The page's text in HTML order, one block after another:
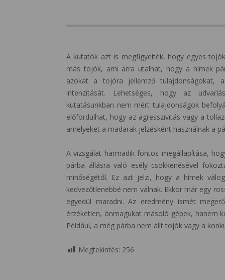
A kutatók azt is megfigyelték, hogy egyes
más tojók, ami arra utalhat, hogy a hímek
azokat a tojóra jellemző tulajdonságokat,
intenzitását. Lehetséges, hogy az
kutatásunkban nem mért tulajdonságok
előfordulhat, hogy az agresszivitás vagy a
amelyeket a madarak jelzésként használnak a
A vizsgálat harmadik fontos megállapítása,
párba állásra való esély csökkenésével
minőségétől. Ez azt jelzi, hogy a hímek
kedvezőtlenebbé nem válnak. Ekkor már egy
egyedül maradni. Az eredmény ismét
érzéketlen, önmagukat másoló gépek, hanem
Például, a még párba nem állt tojók vagy a
Megtekintés: 256